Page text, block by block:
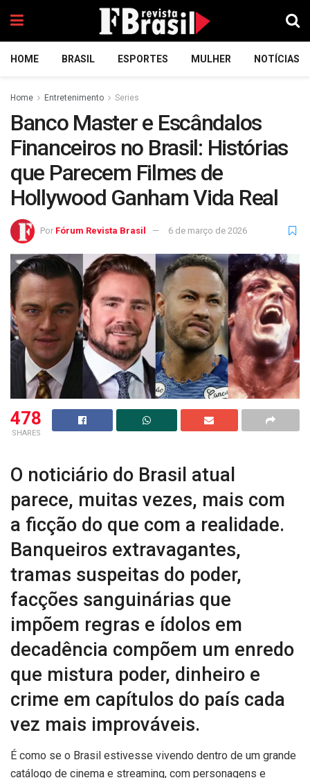
HOME BRASIL ESPORTES MULHER NOTÍCIAS
Home Entretenimento Series
Banco Master e Escândalos
Financeiros no Brasil: Histórias
que Parecem Filmes de
Hollywood Ganham Vida Real
Por Fórum Revista Brasil 6 de março de 2026
478
SHARES
O noticiário do Brasil atual
parece, muitas vezes, mais com
a ficção do que com a realidade.
Banqueiros extravagantes,
tramas suspeitas do poder,
facções sanguinárias que
impõem regras e ídolos em
decadência compõem um enredo
que mistura poder, dinheiro e
crime em capítulos do país cada
vez mais improváveis.
É como se o Brasil estivesse vivendo dentro de um grande
catálogo de cinema e streaming, com personagens e